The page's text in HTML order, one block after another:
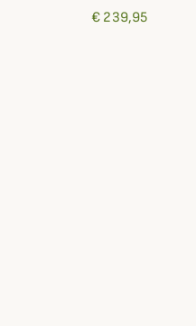
€ 239,95